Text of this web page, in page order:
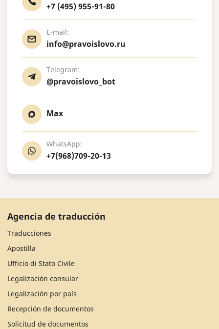
+7 (495) 955-91-80
E-mail:
info@pravoislovo.ru
Telegram:
@pravoislovo_bot
Max
WhatsApp:
+7(968)709-20-13
Agencia de traducción
Traducciones
Apostilla
Ufficio di Stato Civile
Legalización consular
Legalización por país
Recepción de documentos
Solicitud de documentos